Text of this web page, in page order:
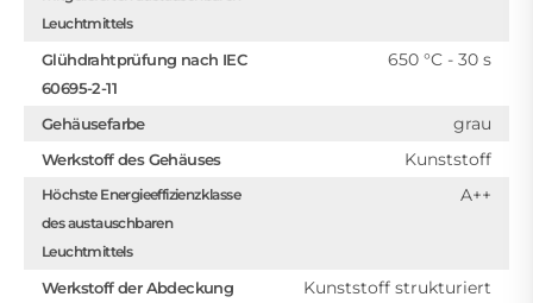
Leuchtmittels
Glühdrahtprüfung nach IEC
60695-2-11
650 °C - 30 s
Gehäusefarbe grau
Werkstoff des Gehäuses Kunststoff
Höchste Energieeffizienzklasse
des austauschbaren
Leuchtmittels
A++
Werkstoff der Abdeckung Kunststoff strukturiert